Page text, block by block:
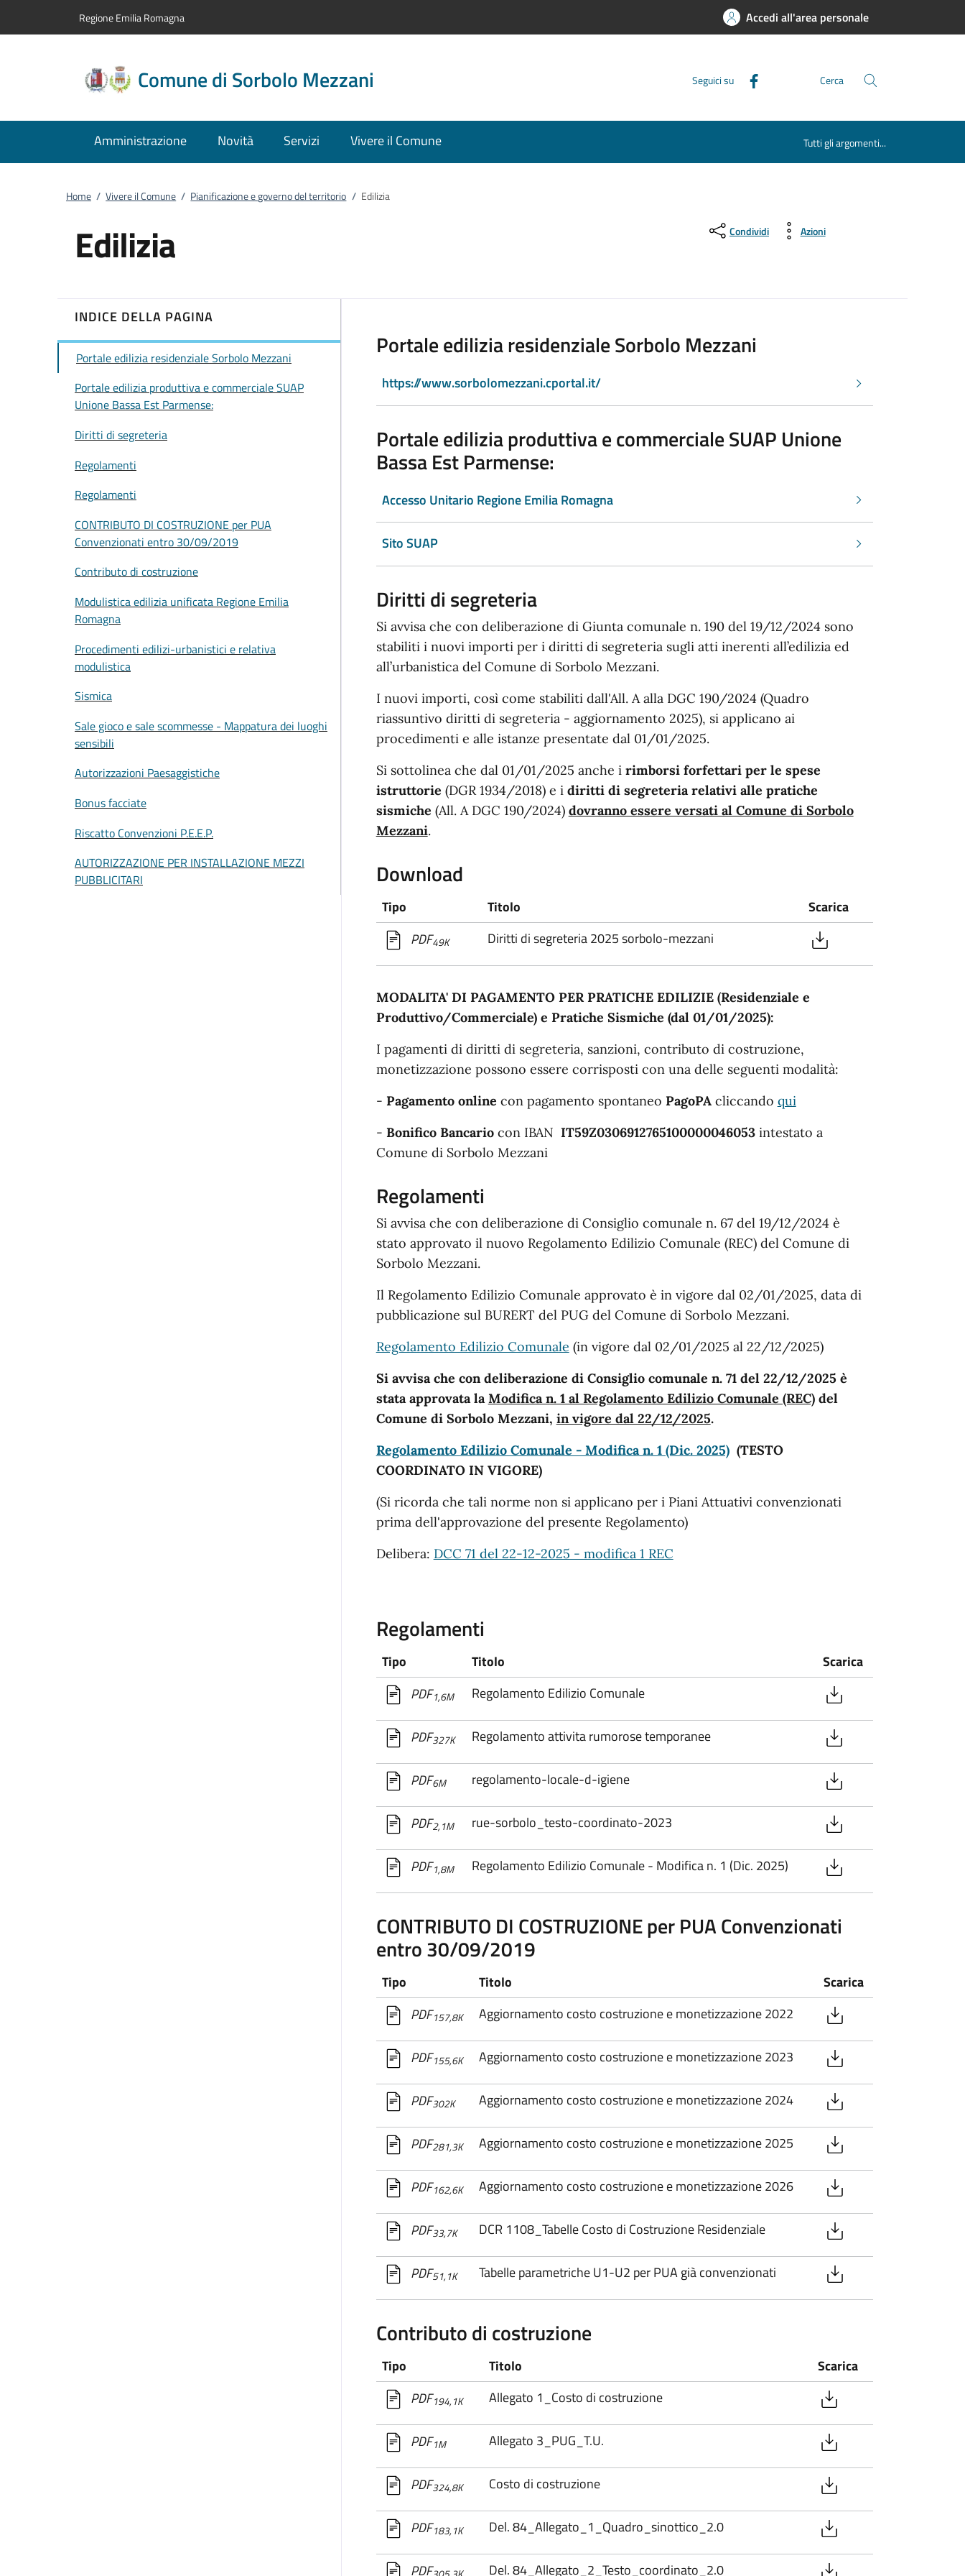
Regione Emilia Romagna Accedi all'area personale
Comune di Sorbolo Mezzani Seguici su Cerca
Amministrazione Novità Servizi Vivere il Comune Tutti gli argomenti...
Home / Vivere il Comune / Pianificazione e governo del territorio / Edilizia
Edilizia Condividi Azioni
INDICE DELLA PAGINA
Portale edilizia residenziale Sorbolo Mezzani
Portale edilizia produttiva e commerciale SUAP
Unione Bassa Est Parmense:
Diritti di segreteria
Regolamenti
Regolamenti
CONTRIBUTO DI COSTRUZIONE per PUA
Convenzionati entro 30/09/2019
Contributo di costruzione
Modulistica edilizia unificata Regione Emilia
Romagna
Procedimenti edilizi-urbanistici e relativa
modulistica
Sismica
Sale gioco e sale scommesse - Mappatura dei luoghi
sensibili
Autorizzazioni Paesaggistiche
Bonus facciate
Riscatto Convenzioni P.E.E.P.
AUTORIZZAZIONE PER INSTALLAZIONE MEZZI
PUBBLICITARI
Portale edilizia residenziale Sorbolo Mezzani
https://www.sorbolomezzani.cportal.it/
Portale edilizia produttiva e commerciale SUAP Unione
Bassa Est Parmense:
Accesso Unitario Regione Emilia Romagna
Sito SUAP
Diritti di segreteria
Si avvisa che con deliberazione di Giunta comunale n. 190 del 19/12/2024 sono
stabiliti i nuovi importi per i diritti di segreteria sugli atti inerenti all’edilizia ed
all’urbanistica del Comune di Sorbolo Mezzani.
I nuovi importi, così come stabiliti dall'All. A alla DGC 190/2024 (Quadro
riassuntivo diritti di segreteria - aggiornamento 2025), si applicano ai
procedimenti e alle istanze presentate dal 01/01/2025.
Si sottolinea che dal 01/01/2025 anche i rimborsi forfettari per le spese
istruttorie (DGR 1934/2018) e i diritti di segreteria relativi alle pratiche
sismiche (All. A DGC 190/2024) dovranno essere versati al Comune di Sorbolo
Mezzani.
Download
Tipo Titolo
Scarica
PDF49K Diritti di segreteria 2025 sorbolo-mezzani
MODALITA' DI PAGAMENTO PER PRATICHE EDILIZIE (Residenziale e
Produttivo/Commerciale) e Pratiche Sismiche (dal 01/01/2025):
I pagamenti di diritti di segreteria, sanzioni, contributo di costruzione,
monetizzazione possono essere corrisposti con una delle seguenti modalità:
- Pagamento online con pagamento spontaneo PagoPAcliccando qui
- Bonifico Bancario con IBAN IT59Z0306912765100000046053intestato a
Comune di Sorbolo Mezzani
Regolamenti
Si avvisa che con deliberazione di Consiglio comunale n. 67 del 19/12/2024 è
stato approvato il nuovo Regolamento Edilizio Comunale (REC) del Comune di
Sorbolo Mezzani.
Il Regolamento Edilizio Comunale approvato è in vigore dal 02/01/2025, data di
pubblicazione sul BURERT del PUG del Comune di Sorbolo Mezzani.
Regolamento Edilizio Comunale (in vigore dal 02/01/2025 al 22/12/2025)
Si avvisa che con deliberazione di Consiglio comunale n. 71 del 22/12/2025 è
stata approvata laModifica n. 1 al Regolamento Edilizio Comunale (REC)del
Comune di Sorbolo Mezzani, in vigore dal 22/12/2025.
Regolamento Edilizio Comunale - Modifica n. 1 (Dic. 2025)(TESTO
COORDINATO IN VIGORE)
(Si ricorda che tali norme non si applicano per i Piani Attuativi convenzionati
prima dell'approvazione del presente Regolamento)
Delibera: DCC 71 del 22-12-2025 - modifica 1 REC
Regolamenti
Tipo Titolo
Scarica
PDF1,6M Regolamento Edilizio Comunale
PDF327K Regolamento attivita rumorose temporanee
PDF6M regolamento-locale-d-igiene
PDF2,1M rue-sorbolo_testo-coordinato-2023
PDF1,8M Regolamento Edilizio Comunale - Modifica n. 1 (Dic. 2025)
CONTRIBUTO DI COSTRUZIONE per PUA Convenzionati
entro 30/09/2019
Tipo Titolo
Scarica
PDF157,8K Aggiornamento costo costruzione e monetizzazione 2022
PDF155,6K Aggiornamento costo costruzione e monetizzazione 2023
PDF302K Aggiornamento costo costruzione e monetizzazione 2024
PDF281,3K Aggiornamento costo costruzione e monetizzazione 2025
PDF162,6K Aggiornamento costo costruzione e monetizzazione 2026
PDF33,7K DCR 1108_Tabelle Costo di Costruzione Residenziale
PDF51,1K Tabelle parametriche U1-U2 per PUA già convenzionati
Contributo di costruzione
Tipo Titolo
Scarica
PDF194,1K Allegato 1_Costo di costruzione
PDF1M Allegato 3_PUG_T.U.
PDF324,8K Costo di costruzione
PDF183,1K Del. 84_Allegato_1_Quadro_sinottico_2.0
PDF Del. 84_Allegato_2_Testo_coordinato_2.0